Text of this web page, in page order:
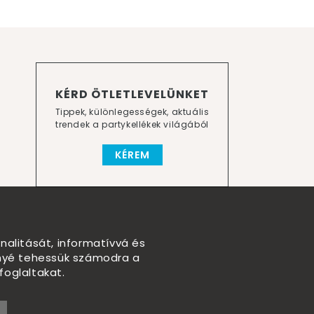
KÉRD ÖTLETLEVELÜNKET
Tippek, különlegességek, aktuális
trendek a partykellékek világából
KÉREM
informatívvá és
tehessük számodra a
foglaltakat.